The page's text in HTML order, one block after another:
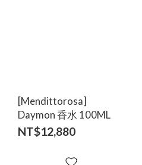
[Mendittorosa]
Daymon 香水 100ML
NT$12,880